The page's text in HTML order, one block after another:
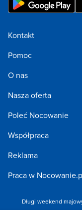
Kontakt
Pomoc
O nas
Nasza oferta
Poleć Nocowanie
Współpraca
Reklama
Praca w
Długi weekend